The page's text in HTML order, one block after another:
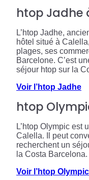
htop Jadhe
L’htop Jadhe,
hôtel situé à
plages, ses
Barcelone. C’est
séjour htop sur la
Voir l’htop Jadhe
htop
L’htop Olympic est
Calella. Il peut
recherchent un
la Costa Barcelona.
Voir l’htop Olympic